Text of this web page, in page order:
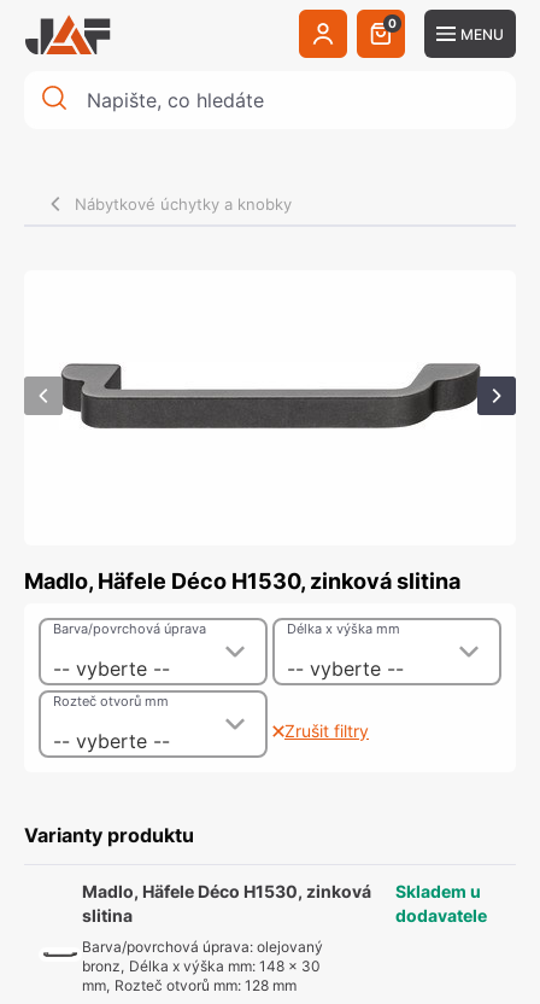
0
MENU
Nábytkové úchytky a knobky
Madlo, Häfele Déco H1530, zinková slitina
-- vyberte --
Barva/povrchová úprava
-- vyberte --
Délka x výška mm
-- vyberte --
Rozteč otvorů mm
Zrušit filtry
Varianty produktu
Madlo, Häfele Déco H1530, zinková
slitina
Barva/povrchová úprava: olejovaný
bronz, Délka x výška mm: 148 x 30
mm, Rozteč otvorů mm: 128 mm
Skladem u
dodavatele